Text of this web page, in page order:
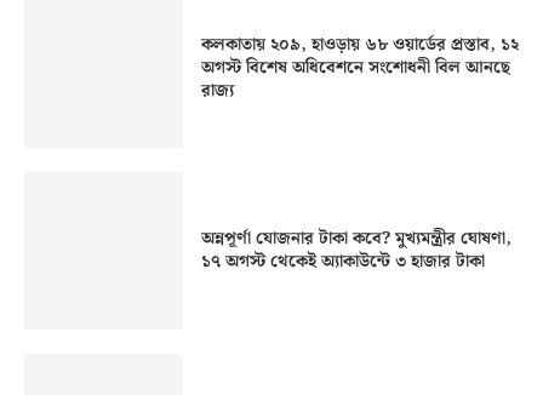
কলকাতায় ২০৯, হাওড়ায় ৬৮ ওয়ার্ডের প্রস্তাব, ১২
অগস্ট বিশেষ অধিবেশনে সংশোধনী বিল আনছে
রাজ্য
অন্নপূর্ণা যোজনার টাকা কবে? মুখ্যমন্ত্রীর ঘোষণা,
১৭ অগস্ট থেকেই অ্যাকাউন্টে ৩ হাজার টাকা